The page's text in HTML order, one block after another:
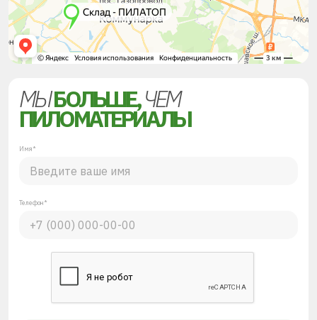
МЫБОЛЬШЕ,ЧЕМ
ПИЛОМАТЕРИАЛЫ
Имя*
Телефон*